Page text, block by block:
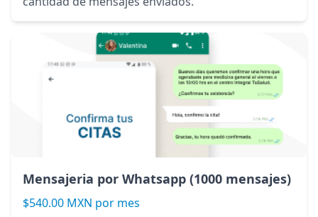
Mensajeria por Whatsapp (1000 mensajes)
$540.00 MXN por mes